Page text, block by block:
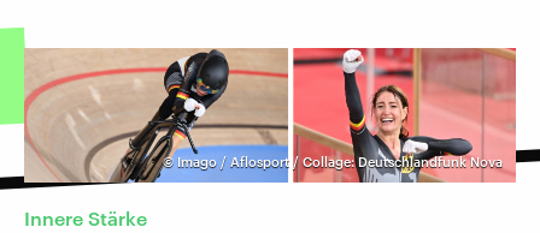
© Imago / Aflosport / Collage: Deutschlandfunk Nova
Innere Stärke